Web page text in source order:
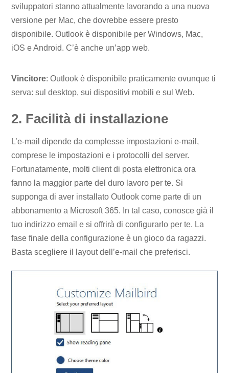
sviluppatori stanno attualmente lavorando a una nuova
versione per Mac, che dovrebbe essere presto
disponibile. Outlook è disponibile per Windows, Mac,
iOS e Android. C’è anche un’app web.
Vincitore: Outlook è disponibile praticamente ovunque ti
serva: sul desktop, sui dispositivi mobili e sul Web.
2. Facilità di installazione
L’e-mail dipende da complesse impostazioni e-mail,
comprese le impostazioni e i protocolli del server.
Fortunatamente, molti client di posta elettronica ora
fanno la maggior parte del duro lavoro per te. Si
supponga di aver installato Outlook come parte di un
abbonamento a Microsoft 365. In tal caso, conosce già il
tuo indirizzo email e si offrirà di configurarlo per te. La
fase finale della configurazione è un gioco da ragazzi.
Basta scegliere il layout dell’e-mail che preferisci.